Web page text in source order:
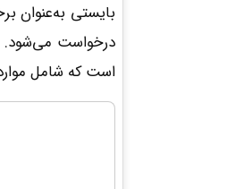
بایستی به‌عنوان
درخواست می‌شود.
است که شامل